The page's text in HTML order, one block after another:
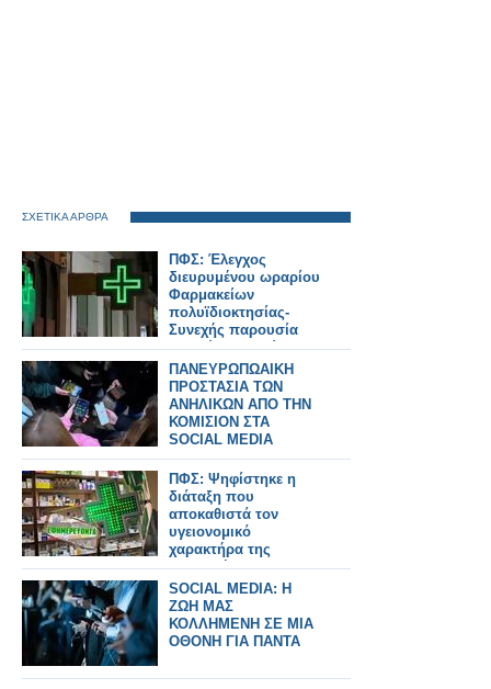
ΣΧΕΤΙΚΑ ΑΡΘΡΑ
ΠΦΣ: Έλεγχος
διευρυμένου ωραρίου
Φαρμακείων
πολυϊδιοκτησίας-
Συνεχής παρουσία
αδειούχου Φ/ού στο
ωράριο!
ΠΑΝΕΥΡΩΠΩΑΙΚΗ
ΠΡΟΣΤΑΣΙΑ ΤΩΝ
ΑΝΗΛΙΚΩΝ ΑΠΟ ΤΗΝ
ΚΟΜΙΣΙΟΝ ΣΤΑ
SOCIAL MEDIA
ΠΦΣ: Ψηφίστηκε η
διάταξη που
αποκαθιστά τον
υγειονομικό
χαρακτήρα της
διανυκτέρευσης των
φαρμακείων
οριοθετώντας με
σαφήνεια τις
υποχρεώσεις τους
SOCIAL MEDIA: Η
ΖΩΗ ΜΑΣ
ΚΟΛΛΗΜΕΝΗ ΣΕ ΜΙΑ
ΟΘΟΝΗ ΓΙΑ ΠΑΝΤΑ